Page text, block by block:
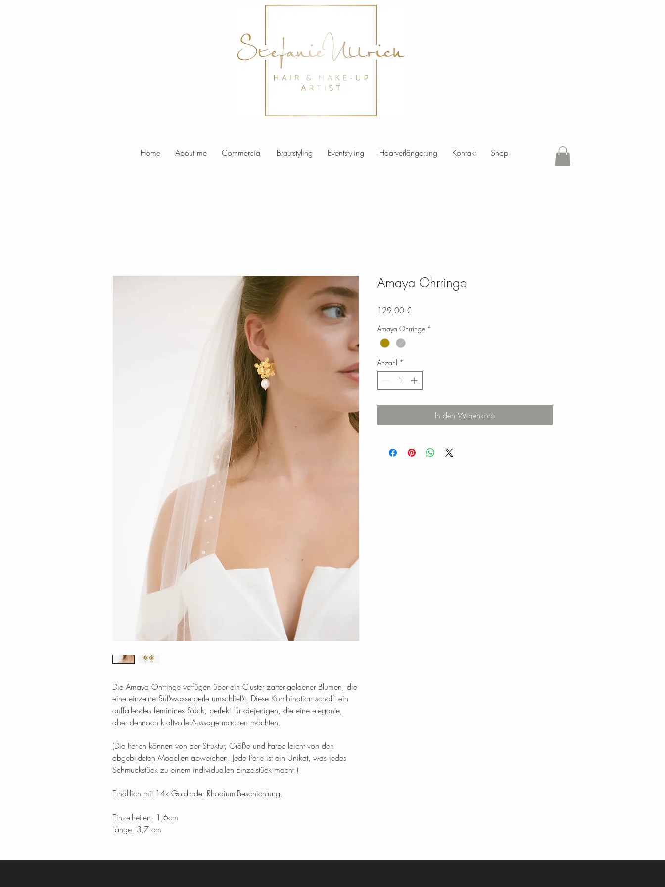
Home About me Commercial Brautstyling Eventstyling Haarverlängerung Kontakt Shop
Die Amaya Ohrringe verfügen über ein Cluster zarter goldener Blumen, die
eine einzelne Süßwasserperle umschließt. Diese Kombination schafft ein
auffallendes feminines Stück, perfekt für diejenigen, die eine elegante,
aber dennoch kraftvolle Aussage machen möchten.
(Die Perlen können von der Struktur, Größe und Farbe leicht von den
abgebildeten Modellen abweichen. Jede Perle ist ein Unikat, was jedes
Schmuckstück zu einem individuellen Einzelstück macht.)
Erhältlich mit 14k Gold-oder Rhodium-Beschichtung.
Einzelheiten: 1,6cm
Länge: 3,7 cm
Amaya Ohrringe
129,00 €
Amaya Ohrringe *
Anzahl *
In den Warenkorb